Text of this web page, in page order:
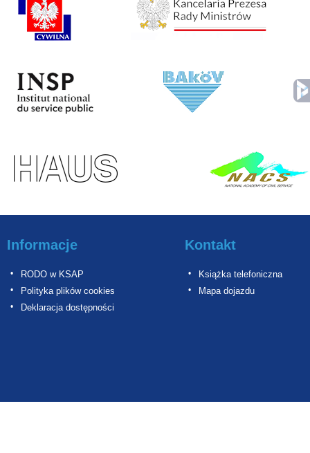
Informacje
RODO w KSAP
Polityka plików cookies
Deklaracja dostępności
Kontakt
Książka telefoniczna
Mapa dojazdu